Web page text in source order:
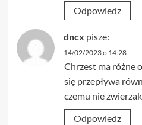
Odpowiedz
dncx pisze:
14/02/2023 o 14:28
Chrzest ma różne
się przepływa
czemu nie
Odpowiedz